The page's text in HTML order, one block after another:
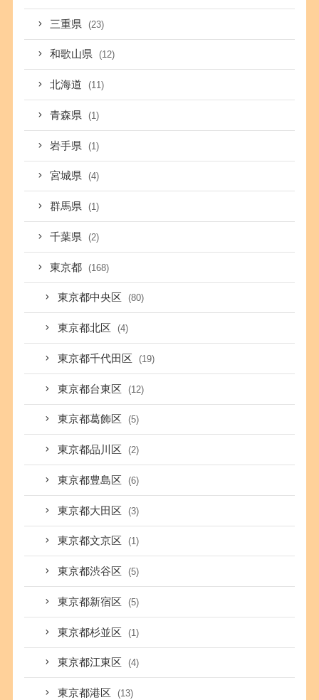
三重県 (23)
和歌山県 (12)
北海道 (11)
青森県 (1)
岩手県 (1)
宮城県 (4)
群馬県 (1)
千葉県 (2)
東京都 (168)
東京都中央区 (80)
東京都北区 (4)
東京都千代田区 (19)
東京都台東区 (12)
東京都葛飾区 (5)
東京都品川区 (2)
東京都豊島区 (6)
東京都大田区 (3)
東京都文京区 (1)
東京都渋谷区 (5)
東京都新宿区 (5)
東京都杉並区 (1)
東京都江東区 (4)
東京都港区 (13)